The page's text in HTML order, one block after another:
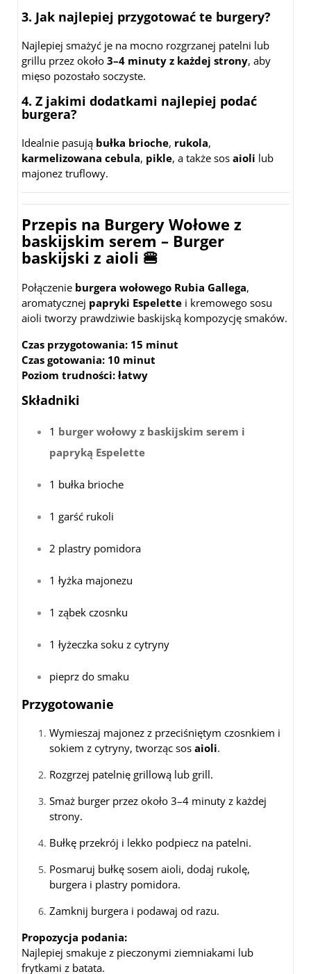
3. Jak najlepiej przygotować te burgery?
Najlepiej smażyć je na mocno rozgrzanej patelni lub
grillu przez około 3–4 minuty z każdej strony, aby
mięso pozostało soczyste.
4. Z jakimi dodatkami najlepiej podać
burgera?
Idealnie pasują bułka brioche, rukola,
karmelizowana cebula, pikle, a także sos aioli lub
majonez truflowy.
Przepis na Burgery Wołowe z
baskijskim serem – Burger
baskijski z aioli 🍔
Połączenie burgera wołowego Rubia Gallega,
aromatycznej papryki Espelette i kremowego sosu
aioli tworzy prawdziwie baskijską kompozycję smaków.
Czas przygotowania: 15 minut
Czas gotowania: 10 minut
Poziom trudności: łatwy
Składniki
1 burger wołowy z baskijskim serem i
papryką Espelette
1 bułka brioche
1 garść rukoli
2 plastry pomidora
1 łyżka majonezu
1 ząbek czosnku
1 łyżeczka soku z cytryny
pieprz do smaku
Przygotowanie
Wymieszaj majonez z przeciśniętym czosnkiem i
sokiem z cytryny, tworząc sos aioli.
Rozgrzej patelnię grillową lub grill.
Smaż burger przez około 3–4 minuty z każdej
strony.
Bułkę przekrój i lekko podpiecz na patelni.
Posmaruj bułkę sosem aioli, dodaj rukolę,
burgera i plastry pomidora.
Zamknij burgera i podawaj od razu.
Propozycja podania:
Najlepiej smakuje z pieczonymi ziemniakami lub
frytkami z batata.